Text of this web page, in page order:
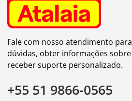
Fale com nosso atendimento
dúvidas, obter informações
receber suporte personalizado.
+55 51 9866-0565